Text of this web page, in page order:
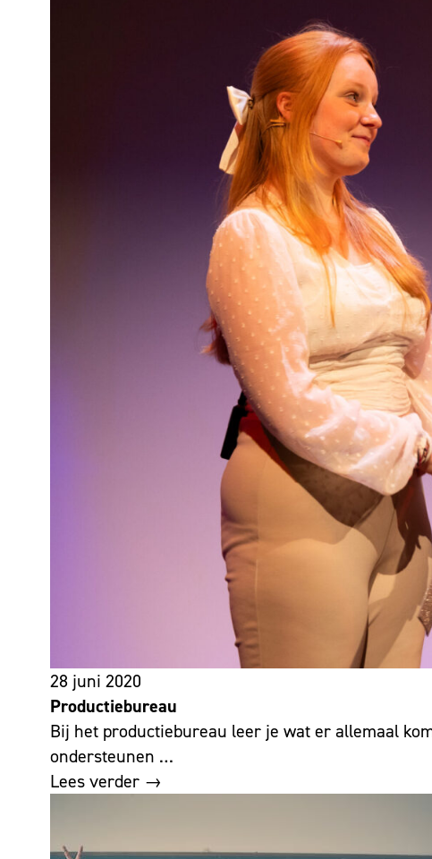
28 juni 2020
Productiebureau
Bij het productiebureau leer je wat er allemaal
ondersteunen …
Lees verder →